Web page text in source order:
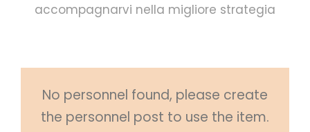
accompagnarvi nella migliore strategia
No personnel found, please create
the personnel post to use the item.